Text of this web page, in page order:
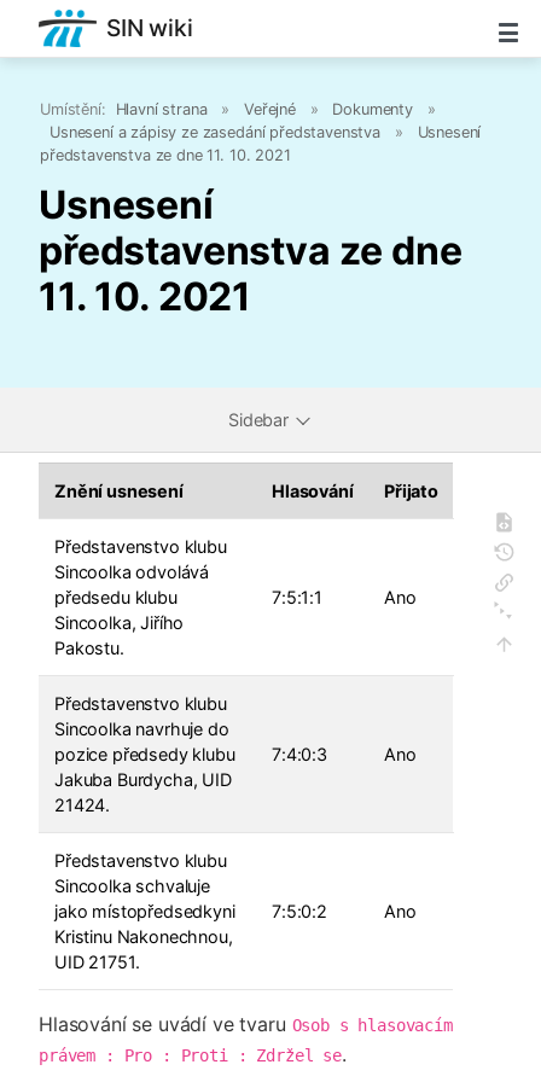
SIN wiki
Umístění: Hlavní strana » Veřejné » Dokumenty
»
Usnesení a zápisy ze zasedání představenstva
»
Usnesení
představenstva ze dne 11. 10. 2021
Usnesení
představenstva ze dne
11. 10. 2021
Sidebar
Znění usnesení Hlasování Přijato
Představenstvo klubu
Sincoolka odvolává
předsedu klubu
Sincoolka, Jiřího
Pakostu.
7:5:1:1 Ano
Představenstvo klubu
Sincoolka navrhuje do
pozice předsedy klubu
Jakuba Burdycha, UID
21424.
7:4:0:3 Ano
Představenstvo klubu
Sincoolka schvaluje
jako místopředsedkyni
Kristinu Nakonechnou,
UID 21751.
7:5:0:2 Ano
Hlasování se uvádí ve tvaru Osob s hlasovacím
právem : Pro : Proti : Zdržel se.